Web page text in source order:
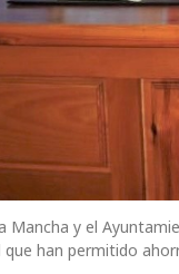
Mancha y el
que han permitido